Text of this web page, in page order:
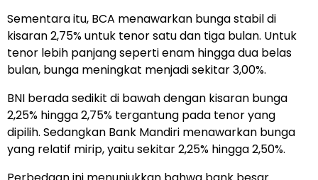
Sementara itu, BCA menawarkan bunga stabil di
kisaran 2,75% untuk tenor satu dan tiga bulan. Untuk
tenor lebih panjang seperti enam hingga dua belas
bulan, bunga meningkat menjadi sekitar 3,00%.
BNI berada sedikit di bawah dengan kisaran bunga
2,25% hingga 2,75% tergantung pada tenor yang
dipilih. Sedangkan Bank Mandiri menawarkan bunga
yang relatif mirip, yaitu sekitar 2,25% hingga 2,50%.